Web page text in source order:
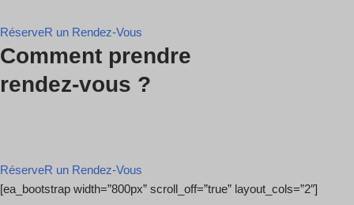
RéserveR un Rendez-Vous
Comment prendre
rendez-vous ?
RéserveR un Rendez-Vous
[ea_bootstrap width=”800px” scroll_off=”true” layout_cols=”2″]